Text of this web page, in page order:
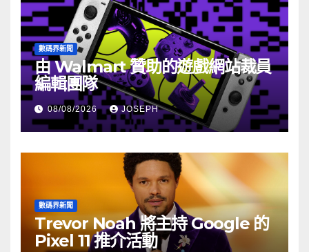
數碼界新聞
由 Walmart 贊助的遊戲網站裁員
編輯團隊
08/08/2026 JOSEPH
數碼界新聞
Trevor Noah 將主持 Google 的
Pixel 11 推介活動